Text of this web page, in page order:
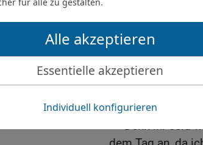
Auch in
erzürntet ihr den
23 Und als der
sprach: Geht
gegeben habe!,
Gottes,
seiner Stimme
Denn ihr seid